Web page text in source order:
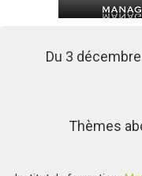
Du 3
Thèmes